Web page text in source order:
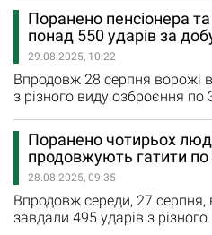
регіону. Росіяни завдали сім
Запоріжжю, а також вісім
Комишувасі, Гуляйполю,
Малинівці. Крім того,
обстріляли з реактивних…
Поранено пенсіонера
понад 550 ударів за
29.08.2025, 10:22
Впродовж 28 серпня ворожі
з різного виду озброєння по
ворожі війська завдали
Токмачці та Новоданилівці.
завдав по
Новоданилівці, Білогір`ю. 168
завдано…
Поранено чотирьох
продовжують гатити по
28.08.2025, 09:35
Впродовж середи, 27 серпня,
завдали 495 ударів з